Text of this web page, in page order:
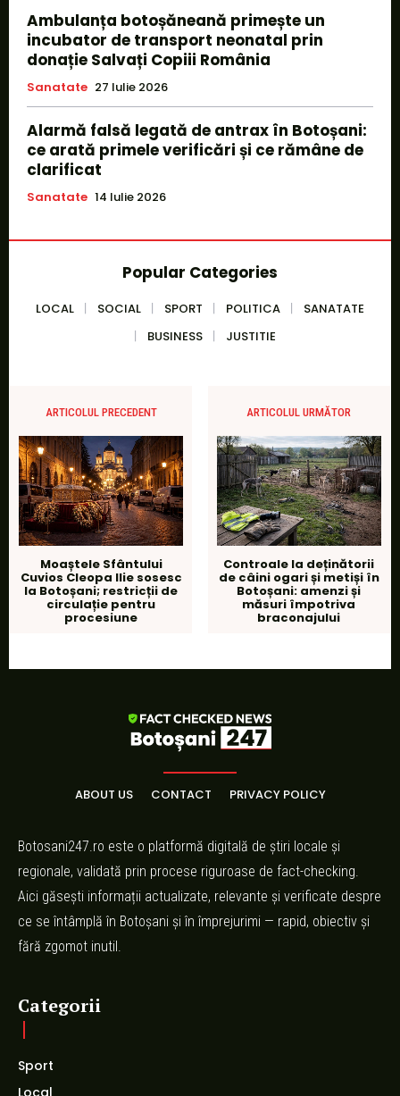
Ambulanța botoșăneană primește un
incubator de transport neonatal prin
donație Salvați Copiii România
Sanatate 27 Iulie 2026
Alarmă falsă legată de antrax în Botoșani:
ce arată primele verificări și ce rămâne de
clarificat
Sanatate 14 Iulie 2026
Popular Categories
LOCAL SOCIAL SPORT POLITICA
SANATATE
BUSINESS
JUSTITIE
ARTICOLUL PRECEDENT
Moaștele Sfântului
Cuvios Cleopa Ilie sosesc
la Botoșani; restricții de
circulație pentru
procesiune
ARTICOLUL URMĂTOR
Controale la deținătorii
de câini ogari și metiși în
Botoșani: amenzi și
măsuri împotriva
braconajului
ABOUT US CONTACT PRIVACY POLICY
Botosani247.ro este o platformă digitală de știri locale și
regionale, validată prin procese riguroase de fact-checking.
Aici găsești informații actualizate, relevante și verificate despre
ce se întâmplă în Botoșani și în împrejurimi — rapid, obiectiv și
fără zgomot inutil.
Categorii
Sport